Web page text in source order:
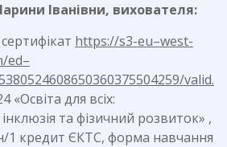
Іванівни, вихователя:
https://s3-eu–west-
/ed–
valid.
«Освіта для всіх:
інклюзія та фізичний розвиток» ,
1 кредит ЄКТС, форма навчання